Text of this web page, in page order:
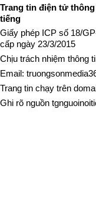
Trang tin điện tử
tiếng
Giấy phép ICP số 18/
cấp ngày 23/3/2015
Chịu trách nhiệm thông
Email:
Trang tin chạy trên
Ghi rõ nguồn